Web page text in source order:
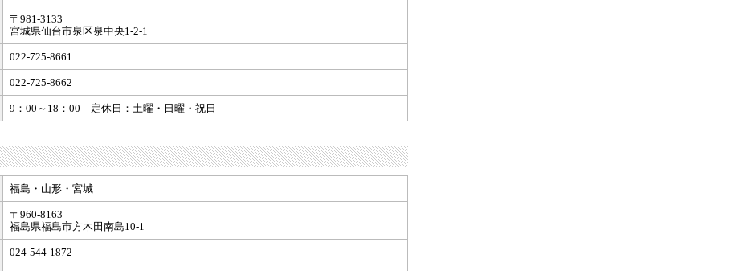
〒981-3133
宮城県仙台市泉区泉中央1-2-1
022-725-8661
022-725-8662
9：00～18：00 定休日：土曜・日曜・祝日
福島・山形・宮城
〒960-8163
福島県福島市方木田南島10-1
024-544-1872